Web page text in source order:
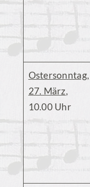
Ostersonntag,
27. März,
10.00 Uhr